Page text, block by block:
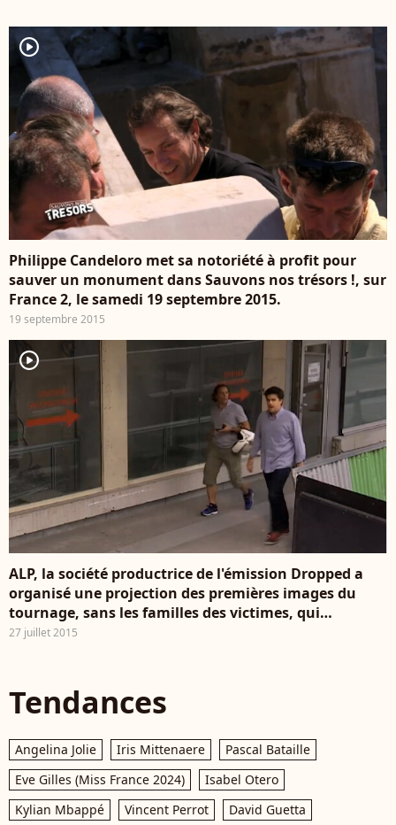
player2
Philippe Candeloro met sa notoriété à profit pour
sauver un monument dans Sauvons nos trésors !, sur
France 2, le samedi 19 septembre 2015.
19 septembre 2015
player2
ALP, la société productrice de l'émission Dropped a
organisé une projection des premières images du
tournage, sans les familles des victimes, qui
expriment leur incompréhension devant les caméras
27 juillet 2015
Tendances
Angelina Jolie Iris Mittenaere
Pascal Bataille
Eve Gilles (Miss France 2024)
Isabel Otero
Kylian Mbappé
Vincent Perrot David Guetta